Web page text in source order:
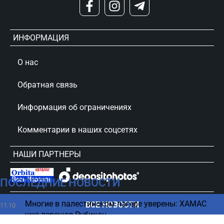
ПОСЛЕДНИЕ НОВОСТИ
11:10
Многие в палестинском лагере уверены: ХАМАС
уже перешел Рубикон
ВСЕ НОВОСТИ
ИНФОРМАЦИЯ
О нас
Обратная связь
Информация об ограничениях
Комментарии в наших соцсетях
НАШИ ПАРТНЕРЫ
сursorinfo.co.il © Все права защищены